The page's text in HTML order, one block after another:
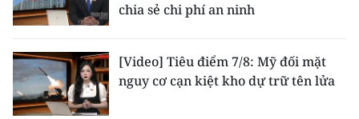
Chuyên trang TP. Hồ Chí Minh
CHUYÊN ĐỀ
CÁC CHUYÊN TRANG
chia sẻ chi phí an ninh
[Video] Tiêu điểm 7/8: Mỹ đối mặt
nguy cơ cạn kiệt kho dự trữ tên lửa